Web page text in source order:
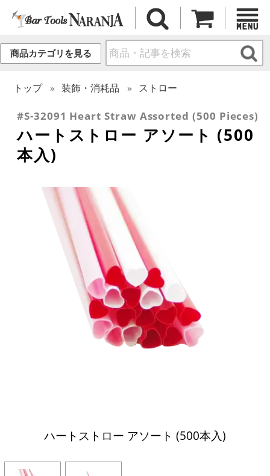
商品カテゴリを見る
トップ 装飾・消耗品 ストロー
#S-32091 Heart Straw Assorted (500 Pieces)
ハートストロー アソート (500
本入)
ハートストロー アソート (500本入)